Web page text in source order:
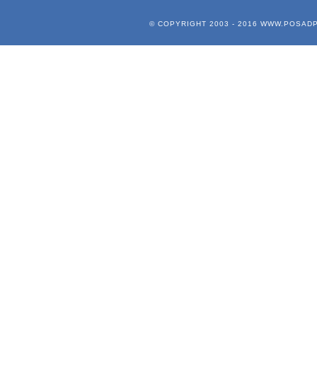
© COPYRIGHT 2003 - 2016